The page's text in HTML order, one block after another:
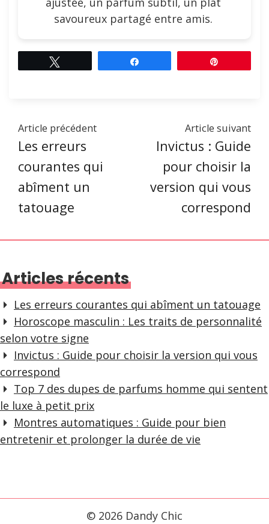
savoureux partagé entre amis.
Article précédent
Les erreurs
courantes qui
abîment un
tatouage
Article suivant
Invictus : Guide
pour choisir la
version qui vous
correspond
Articles récents
Les erreurs courantes qui abîment un tatouage
Horoscope masculin : Les traits de personnalité
selon votre signe
Invictus : Guide pour choisir la version qui vous
correspond
Top 7 des dupes de parfums homme qui sentent
le luxe à petit prix
Montres automatiques : Guide pour bien
entretenir et prolonger la durée de vie
© 2026 Dandy Chic